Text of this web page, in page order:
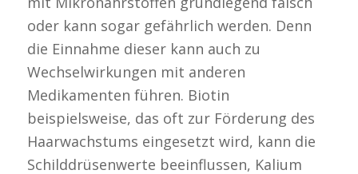
oder kann sogar gefährlich werden. Denn
die Einnahme dieser kann auch zu
Wechselwirkungen mit anderen
Medikamenten führen. Biotin
beispielsweise, das oft zur Förderung des
Haarwachstums eingesetzt wird, kann die
Schilddrüsenwerte beeinflussen, Kalium